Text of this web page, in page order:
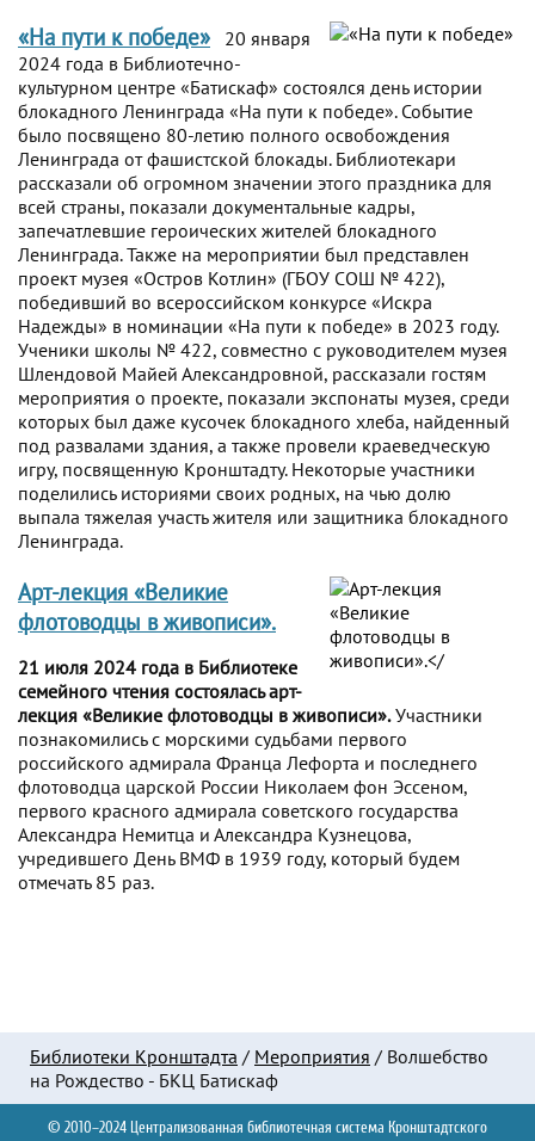
«На пути к победе»
20 января
2024 года в Библиотечно-
культурном центре «Батискаф» состоялся день истории
блокадного Ленинграда «На пути к победе». Событие
было посвящено 80-летию полного освобождения
Ленинграда от фашистской блокады. Библиотекари
рассказали об огромном значении этого праздника для
всей страны, показали документальные кадры,
запечатлевшие героических жителей блокадного
Ленинграда. Также на мероприятии был представлен
проект музея «Остров Котлин» (ГБОУ СОШ № 422),
победивший во всероссийском конкурсе «Искра
Надежды» в номинации «На пути к победе» в 2023 году.
Ученики школы № 422, совместно с руководителем музея
Шлендовой Майей Александровной, рассказали гостям
мероприятия о проекте, показали экспонаты музея, среди
которых был даже кусочек блокадного хлеба, найденный
под развалами здания, а также провели краеведческую
игру, посвященную Кронштадту. Некоторые участники
поделились историями своих родных, на чью долю
выпала тяжелая участь жителя или защитника блокадного
Ленинграда.
Арт-лекция «Великие
флотоводцы в живописи».
21 июля 2024 года в Библиотеке
семейного чтения состоялась арт-
лекция «Великие флотоводцы в живописи».Участники
познакомились с морскими судьбами первого
российского адмирала Франца Лефорта и последнего
флотоводца царской России Николаем фон Эссеном,
первого красного адмирала советского государства
Александра Немитца и Александра Кузнецова,
учредившего День ВМФ в 1939 году, который будем
отмечать 85 раз.
Библиотеки Кронштадта / Мероприятия / Волшебство
на Рождество - БКЦ Батискаф
© 2010–2024 Централизованная библиотечная система Кронштадтского